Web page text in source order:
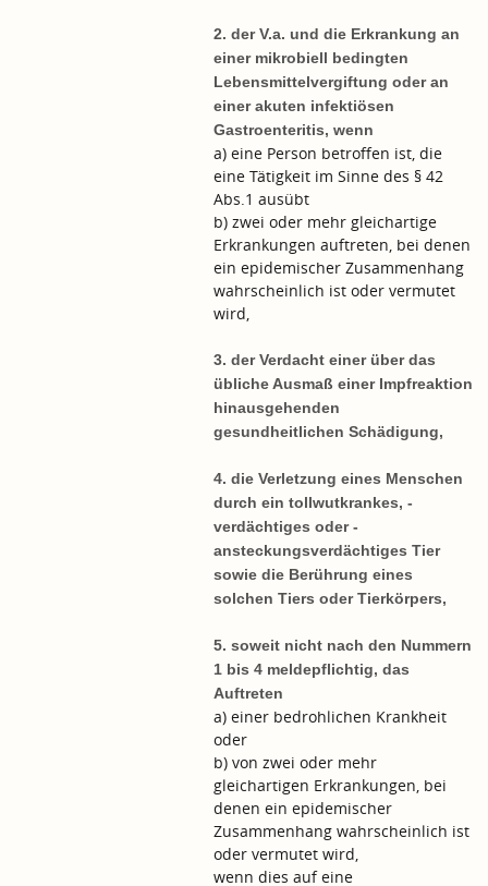
2. der V.a. und die Erkrankung an
einer mikrobiell bedingten
Lebensmittelvergiftung oder an
einer akuten infektiösen
Gastroenteritis, wenn
a) eine Person betroffen ist, die
eine Tätigkeit im Sinne des § 42
Abs.1 ausübt
b) zwei oder mehr gleichartige
Erkrankungen auftreten, bei denen
ein epidemischer Zusammenhang
wahrscheinlich ist oder vermutet
wird,
3. der Verdacht einer über das
übliche Ausmaß einer Impfreaktion
hinausgehenden
gesundheitlichen Schädigung,
4. die Verletzung eines Menschen
durch ein tollwutkrankes, -
verdächtiges oder -
ansteckungsverdächtiges Tier
sowie die Berührung eines
solchen Tiers oder Tierkörpers,
5. soweit nicht nach den Nummern
1 bis 4 meldepflichtig, das
Auftreten
a) einer bedrohlichen Krankheit
oder
b) von zwei oder mehr
gleichartigen Erkrankungen, bei
denen ein epidemischer
Zusammenhang wahrscheinlich ist
oder vermutet wird,
wenn dies auf eine